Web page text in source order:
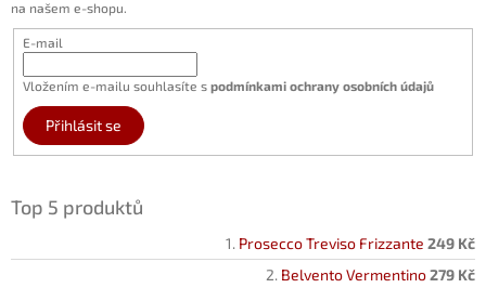
na našem e-shopu.
E-mail
Vložením e-mailu souhlasíte s podmínkami ochrany osobních údajů
Přihlásit se
Top 5 produktů
Prosecco Treviso Frizzante 249 Kč
Belvento Vermentino279 Kč